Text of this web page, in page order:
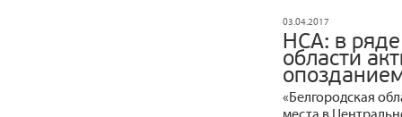
03.04.2017
НСА: в
области
«Белгородская